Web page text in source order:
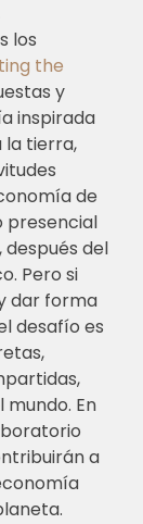
los
the
y
inspirada
la tierra,
de
presencial
del
Pero si
dar forma
desafío es
En
a